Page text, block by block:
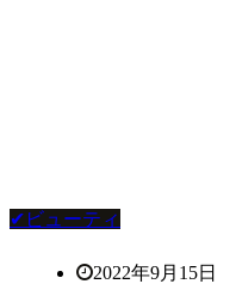
✔ビューティ
2022年9月15日